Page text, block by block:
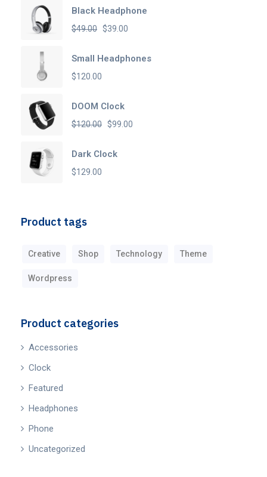
Black Headphone
$49.00 Le
initial
$39.00
actuel
Small Headphones
$120.00
DOOM Clock
$120.00 Le
initial
$99.00
Dark Clock
$129.00
Product tags
Creative Shop Technology Theme
Wordpress
Product categories
Accessories
Clock
Featured
Headphones
Phone
Uncategorized